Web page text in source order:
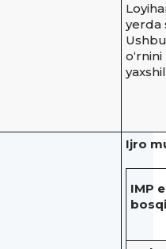
yerda
Ijro
IMP